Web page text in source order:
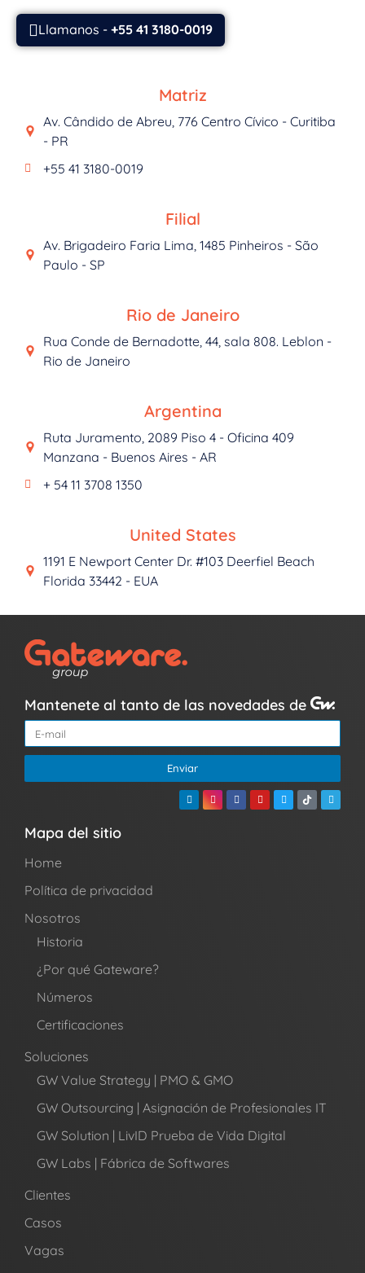
Llamanos - +55 41 3180-0019
Matriz
Av. Cândido de Abreu, 776 Centro Cívico - Curitiba
- PR
+55 41 3180-0019
Filial
Av. Brigadeiro Faria Lima, 1485 Pinheiros - São
Paulo - SP
Rio de Janeiro
Rua Conde de Bernadotte, 44, sala 808. Leblon -
Rio de Janeiro
Argentina
Ruta Juramento, 2089 Piso 4 - Oficina 409
Manzana - Buenos Aires - AR
+ 54 11 3708 1350
United States
1191 E Newport Center Dr. #103 Deerfiel Beach
Florida 33442 - EUA
Mantenete al tanto de las novedades de
Enviar
Mapa del sitio
Home
Política de privacidad
Nosotros
Historia
¿Por qué Gateware?
Números
Certificaciones
Soluciones
GW Value Strategy | PMO & GMO
GW Outsourcing | Asignación de Profesionales IT
GW Solution | LivID Prueba de Vida Digital
GW Labs | Fábrica de Softwares
Clientes
Casos
Vagas